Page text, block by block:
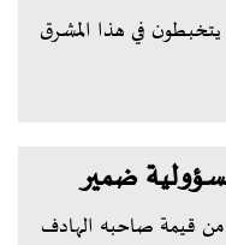
في هذا المشرق
ضمير
من قيمة صاحبه الهادف